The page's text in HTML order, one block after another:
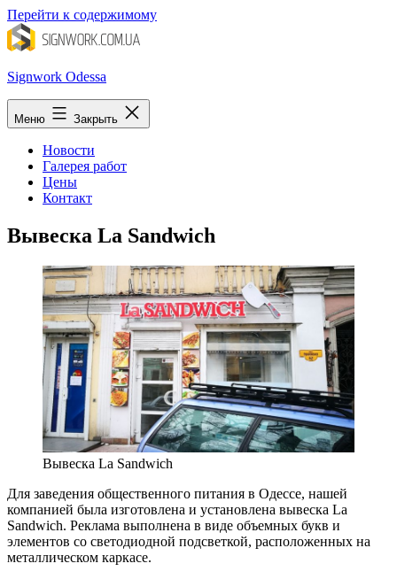
Перейти к содержимому
Signwork Odessa
Меню Закрыть
Новости
Галерея работ
Цены
Контакт
Вывеска La Sandwich
Вывеска La Sandwich
Для заведения общественного питания в Одессе, нашей
компанией была изготовлена и установлена вывеска La
Sandwich. Реклама выполнена в виде объемных букв и
элементов со светодиодной подсветкой, расположенных на
металлическом каркасе.